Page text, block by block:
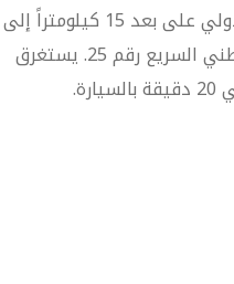
يقع مطار جودري تشاران سينج الدولي على بعد 15 كيلومتراً إلى
جنوب لكناو على طول الطريق الوطني السريع رقم 25. يستغرق